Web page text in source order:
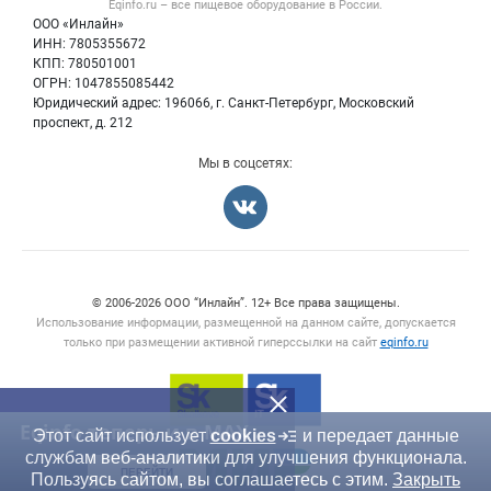
Eqinfo теперь и в MAX
ПЕРЕЙТИ
Eqinfo.ru – все пищевое оборудование в России.
ООО «Инлайн»
ИНН: 7805355672
КПП: 780501001
ОГРН: 1047855085442
Юридический адрес: 196066, г. Санкт-Петербург, Московский
проспект, д. 212
Политика обработки персональных данных
Б/у оборудование
Мы в соцсетях:
© 2006‑2026 ООО “Инлайн”. 12+ Все права защищены.
Использование информации, размещенной на данном сайте, допускается
только при размещении активной гиперссылки на сайт eqinfo.ru
Этот сайт используетcookies
и передает данные
службам веб-аналитики для улучшения функционала.
Пользуясь сайтом, вы соглашаетесь с этим. Закрыть